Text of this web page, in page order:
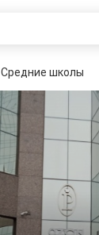
Средние школы